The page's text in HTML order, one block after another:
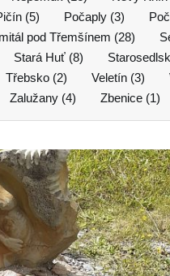
(5) Počaply (3)
pod Třemšínem (28)
Stará Huť (8)
Třebsko (2) Veletín (3)
Zalužany (4) Zbenice (1)